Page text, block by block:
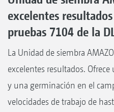
excelentes
pruebas 7104 de la
La Unidad de siembra
excelentes resultados.
y una germinación en el
velocidades de trabajo de